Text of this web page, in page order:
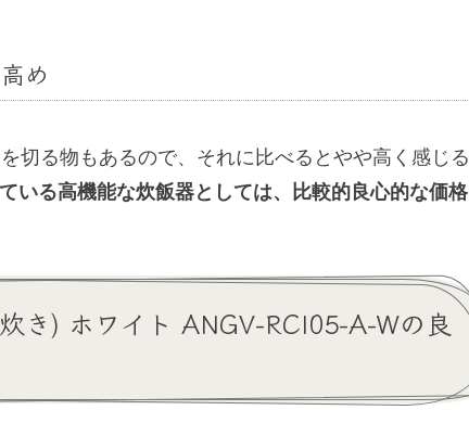
め
切る物もあるので、それに比べるとやや高く感じる
いる高機能な炊飯器としては、比較的良心的な価格
き) ホワイト ANGV-RCI05-A-Wの良